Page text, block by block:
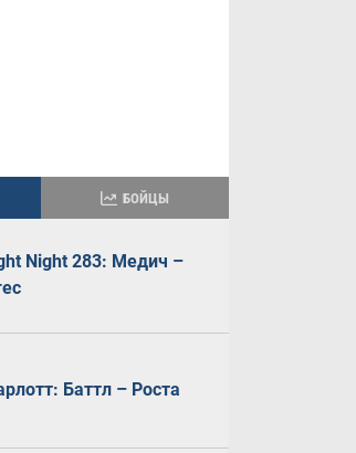
БОЙЦЫ
Night 283: Медич –
Баттл – Роста